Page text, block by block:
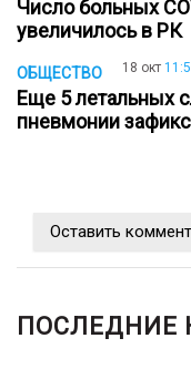
Число больных
увеличилось в РК
ОБЩЕСТВО 18 окт
Еще 5 летальных
пневмонии
Оставить
ПОСЛЕДНИЕ